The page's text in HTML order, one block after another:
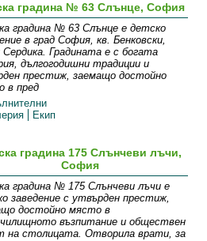
градина № 63 Слънце, София
градина № 63 Слънце е детско
в град София, кв. Бенковски,
Сердика. Градината е с богата
дългогодишни традиции и
престиж, заемащо достойно
в пред
Екип
градина 175 Слънчеви лъчи,
София
градина № 175 Слънчеви лъчи e
заведение с утвърден престиж,
достойно място в
възпитание и обществен
на столицата. Отворила врати, за